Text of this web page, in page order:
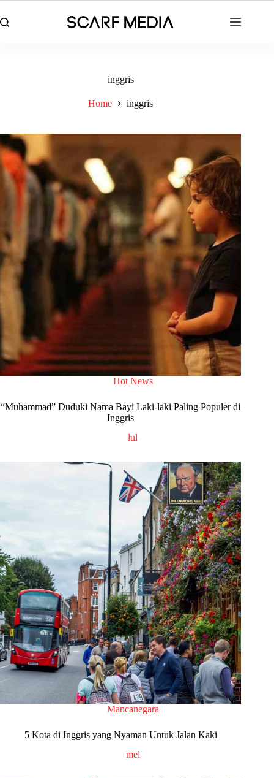
to
content
inggris
Home inggris
Hot News
“Muhammad” Duduki Nama Bayi Laki-laki Paling Populer di
Inggris
lul
Mancanegara
5 Kota di Inggris yang Nyaman Untuk Jalan Kaki
mel